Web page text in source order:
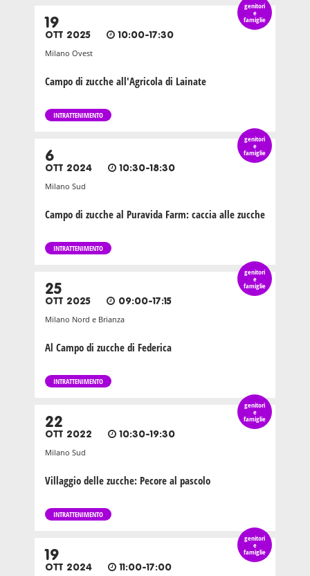
genitori
e
famiglie
19
OTT 2025 10:00-17:30
Milano Ovest
Campo di zucche all'Agricola di Lainate
INTRATTENIMENTO
genitori
e
famiglie
6
OTT 2024 10:30-18:30
Milano Sud
Campo di zucche al Puravida Farm: caccia alle zucche
INTRATTENIMENTO
genitori
e
famiglie
25
OTT 2025 09:00-17:15
Milano Nord e Brianza
Al Campo di zucche di Federica
INTRATTENIMENTO
genitori
e
famiglie
22
OTT 2022 10:30-19:30
Milano Sud
Villaggio delle zucche: Pecore al pascolo
INTRATTENIMENTO
genitori
e
famiglie
19
OTT 2024 11:00-17:00